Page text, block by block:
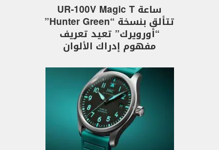
ساعة UR-100V Magic T
تتألق بنسخة “Hunter Green”
“أورويرك” تعيد تعريف
مفهوم إدراك الألوان